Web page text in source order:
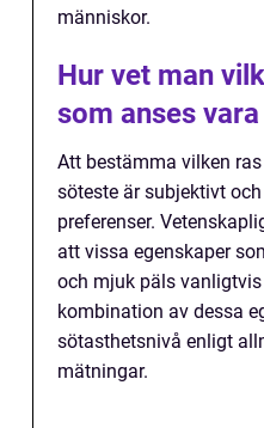
människor.
Hur vet man
som anses
Att bestämma vilken
söteste är subjektivt
preferenser.
att vissa egenskaper
och mjuk päls
kombination av dessa
sötasthetsnivå enligt
mätningar.